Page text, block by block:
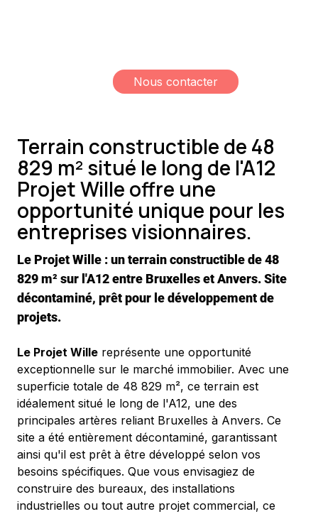
Nous contacter
Terrain constructible de 48
829 m² situé le long de l'A12
Projet Wille offre une
opportunité unique pour les
entreprises visionnaires.
Le Projet Wille : un terrain constructible de 48
829 m² sur l'A12 entre Bruxelles et Anvers. Site
décontaminé, prêt pour le développement de
projets.
Le Projet Wille représente une opportunité
exceptionnelle sur le marché immobilier. Avec une
superficie totale de 48 829 m², ce terrain est
idéalement situé le long de l'A12, une des
principales artères reliant Bruxelles à Anvers. Ce
site a été entièrement décontaminé, garantissant
ainsi qu'il est prêt à être développé selon vos
besoins spécifiques. Que vous envisagiez de
construire des bureaux, des installations
industrielles ou tout autre projet commercial, ce